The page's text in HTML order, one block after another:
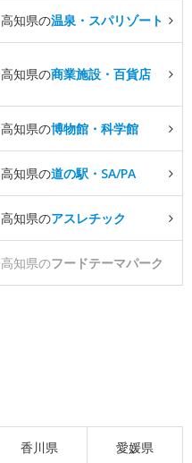
高知県の温泉・スパリゾート
高知県の商業施設・百貨店
高知県の博物館・科学館
高知県の道の駅・SA/PA
高知県のアスレチック
高知県のフードテーマパーク
香川県 愛媛県